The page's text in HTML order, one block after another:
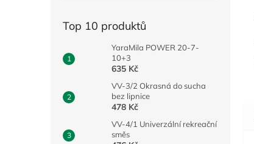
Top 10 produktů
YaraMila POWER 20-7-
10+3
635 Kč
VV-3/2 Okrasná do sucha
bez lipnice
478 Kč
VV-4/1 Univerzální rekreační
směs